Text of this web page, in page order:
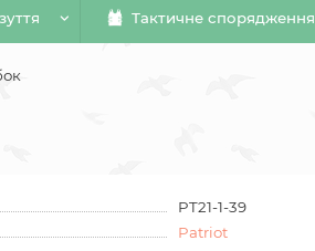
Тактичне спорядження
PT21-1-39
Patriot